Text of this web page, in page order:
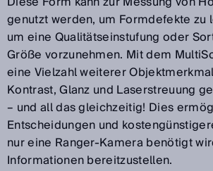
genutzt werden, um Formdefekte zu
um eine Qualitätseinstufung oder
Größe vorzunehmen. Mit dem
eine Vielzahl weiterer
Kontrast, Glanz und Laserstreuung
– und all das gleichzeitig! Dies
Entscheidungen und
nur eine Ranger-Kamera benötigt
Informationen bereitzustellen.